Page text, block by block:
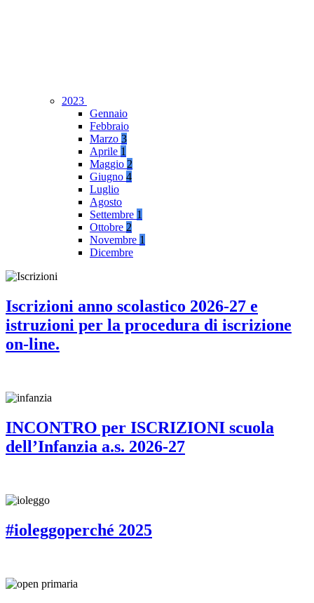
2023
Gennaio
Febbraio
Marzo 3
Aprile 1
Maggio 2
Giugno 4
Luglio
Agosto
Settembre 1
Ottobre 2
Novembre 1
Dicembre
Iscrizioni anno scolastico 2026-27 e
istruzioni per la procedura di iscrizione
on-line.
INCONTRO per ISCRIZIONI scuola
dell’Infanzia a.s. 2026-27
#ioleggoperché 2025